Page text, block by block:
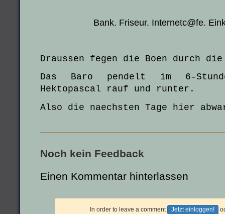
Bank. Friseur. Internetc@fe.
Draussen fegen die Boen durch
Das Baro pendelt im 6-
Hektopascal rauf und runter.
Also die naechsten Tage hier
Noch kein Feedback
Einen Kommentar hinterlassen
In order to leave a comment Jetzt einloggen!